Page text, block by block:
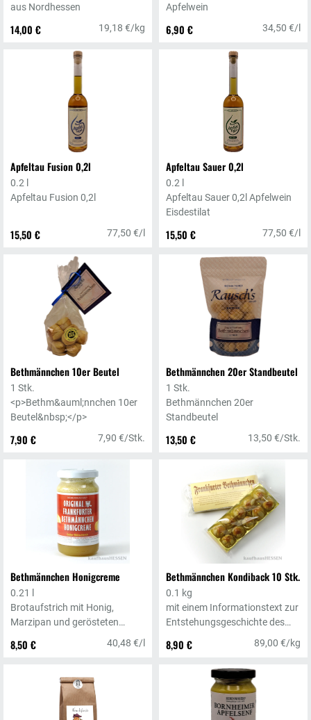
14,00 € 19,18 €/kg
aus Nordhessen
6,90 € 34,50 €/l
Apfelwein
Apfeltau Fusion 0,2l
15,50 € 77,50 €/l
0.2 l
Apfeltau Fusion 0,2l
Apfeltau Sauer 0,2l
15,50 € 77,50 €/l
0.2 l
Apfeltau Sauer 0,2l Apfelwein
Eisdestilat
Bethmännchen 10er Beutel
7,90 € 7,90 €/Stk.
1 Stk.
<p>Bethm&auml;nnchen 10er
Beutel&nbsp;</p>
Bethmännchen 20er Standbeutel
13,50 € 13,50 €/Stk.
1 Stk.
Bethmännchen 20er
Standbeutel
Bethmännchen Honigcreme
8,50 € 40,48 €/l
0.21 l
Brotaufstrich mit Honig,
Marzipan und gerösteten
Bethmännchen Kondiback 10 Stk.
8,90 € 89,00 €/kg
0.1 kg
mit einem Informationstext zur
Entstehungsgeschichte des
Frankfurter Traditionsgebäcks